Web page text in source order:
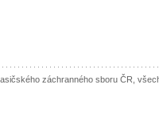
záchranného sboru ČR,